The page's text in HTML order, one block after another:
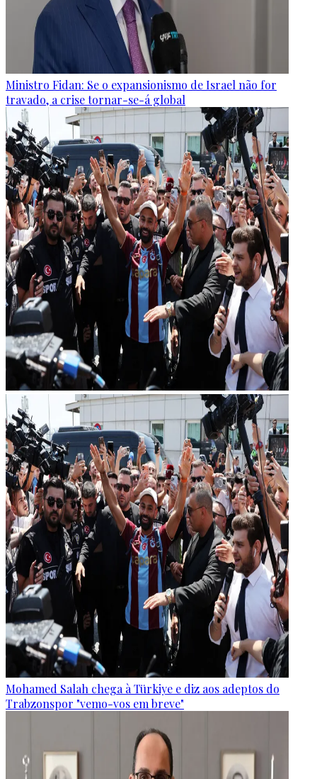
Ministro Fidan: Se o expansionismo de Israel não for
travado, a crise tornar-se-á global
Mohamed Salah chega à Türkiye e diz aos adeptos do
Trabzonspor "vemo-vos em breve"